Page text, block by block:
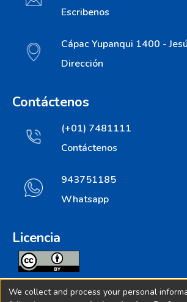
Escribenos
Cápac Yupanqui 1400 -
Dirección
Contáctenos
(+01) 7481111
Contáctenos
943751185
Whatsapp
Licencia
Todos los contenidos de
licenciados bajo
We collect and process your personal